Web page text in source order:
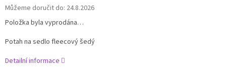
Můžeme doručit do: 24.8.2026
Položka byla vyprodána…
Potah na sedlo fleecový šedý
Detailní informace